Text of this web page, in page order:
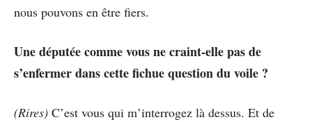
nous pouvons en être fiers.
Une députée comme vous ne craint-elle pas de
s’enfermer dans cette fichue question du voile ?
(Rires) C’est vous qui m’interrogez là dessus. Et de